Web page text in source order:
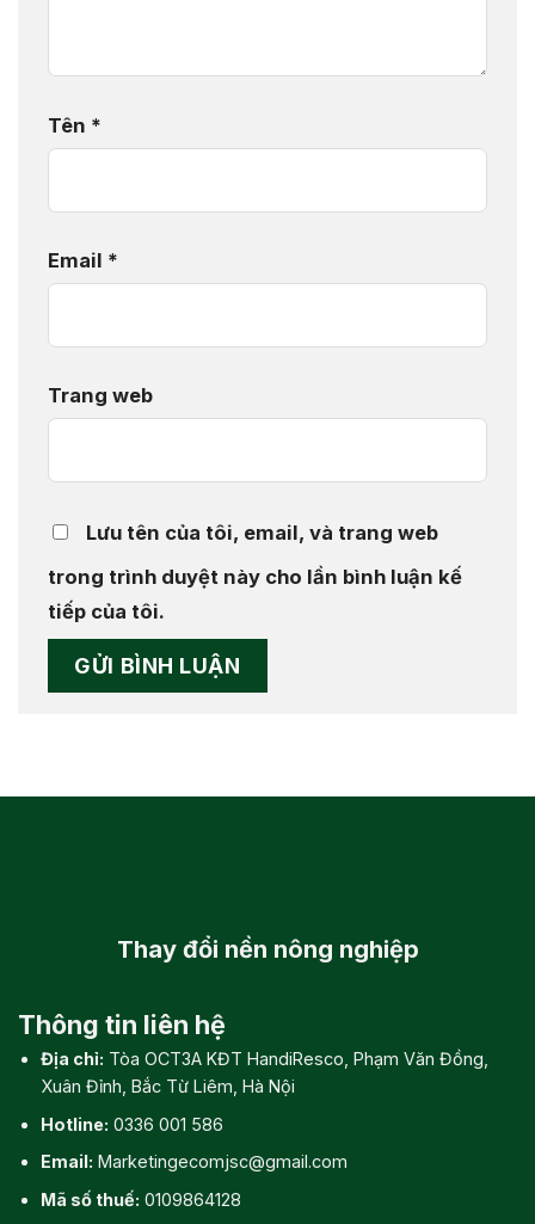
Tên *
Email *
Trang web
Lưu tên của tôi, email, và trang web
trong trình duyệt này cho lần bình luận kế
tiếp của tôi.
Thay đổi nền nông nghiệp
Thông tin liên hệ
Địa chỉ: Tòa OCT3A KĐT HandiResco, Phạm Văn Đồng,
Xuân Đỉnh, Bắc Từ Liêm, Hà Nội
Hotline: 0336 001 586
Email: Marketingecomjsc@gmail.com
Mã số thuế: 0109864128